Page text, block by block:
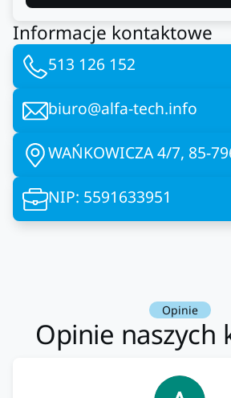
Informacje kontaktowe
513 126 152
biuro@alfa-tech.info
WAŃKOWICZA 4/7, 85-
NIP: 5591633951
Opinie
Opinie naszych